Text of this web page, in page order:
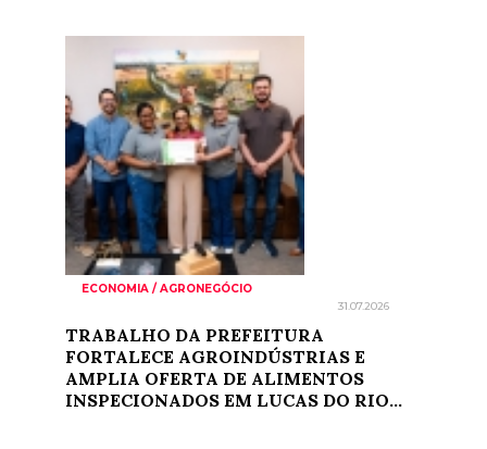
ECONOMIA / AGRONEGÓCIO
31.07.2026
TRABALHO DA PREFEITURA
FORTALECE AGROINDÚSTRIAS E
AMPLIA OFERTA DE ALIMENTOS
INSPECIONADOS EM LUCAS DO RIO...